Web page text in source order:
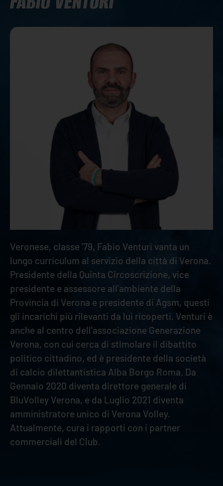
Veronese, classe '79, Fabio Venturi vanta un
lungo curriculum al servizio della città di Verona.
Presidente della Quinta Circoscrizione, vice
presidente e assessore all'ambiente della
Provincia di Verona e presidente di Agsm, questi
gli incarichi più rilevanti da lui ricoperti. Venturi è
anche al centro dell'associazione Generazione
Verona, con cui cerca di stimolare il dibattito
politico cittadino, ed è presidente della società
di calcio dilettantistica Alba Borgo Roma. Da
Gennaio 2020 diventa direttore generale di
BluVolley Verona, e da Luglio 2021 diventa
amministratore unico di Verona Volley.
Attualmente, cura i rapporti con i partner
commerciali del Club.